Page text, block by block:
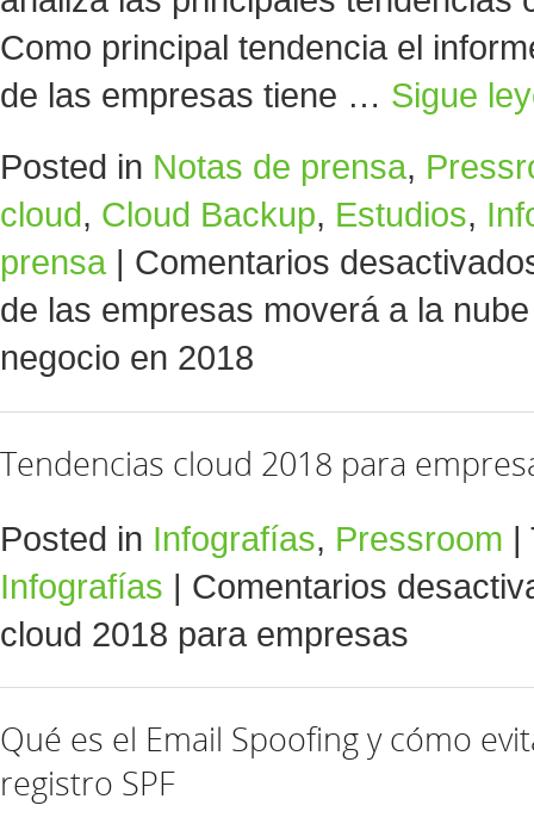
Como principal tendencia el
de las empresas tiene … Sigue
Posted in Notas de prensa,
cloud, Cloud Backup, Estudios,
prensa
Comentarios
de las empresas moverá a la
negocio en 2018
Tendencias cloud 2018 para
Posted in Infografías, Pressroom |
Infografías | Comentarios
cloud 2018 para empresas
Qué es el Email Spoofing y cómo
registro SPF